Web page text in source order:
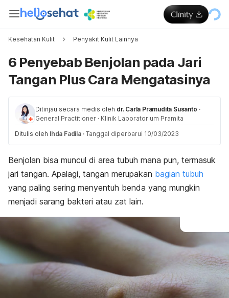
Kesehatan Kulit Penyakit Kulit Lainnya
6 Penyebab Benjolan pada Jari
Tangan Plus Cara Mengatasinya
Ditinjau secara medis oleh dr. Carla Pramudita Susanto ·
General Practitioner · Klinik Laboratorium Pramita
Ditulis oleh Ihda Fadila · Tanggal diperbarui 10/03/2023
Benjolan bisa muncul di area tubuh mana pun, termasuk
jari tangan. Apalagi, tangan merupakan bagian tubuh
yang paling sering menyentuh benda yang mungkin
menjadi sarang bakteri atau zat lain.